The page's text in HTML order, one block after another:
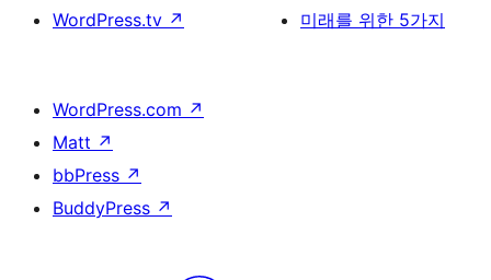
WordPress.tv ↗
미래를 위한 5가지
WordPress.com ↗
Matt ↗
bbPress ↗
BuddyPress ↗